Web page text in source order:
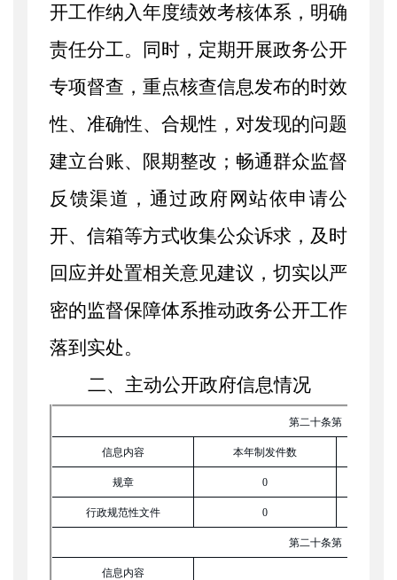
开工作纳入年度绩效考核体系，明确
责任分工。同时，定期开展政务公开
专项督查，重点核查信息发布的时效
性、准确性、合规性，对发现的问题
建立台账、限期整改；畅通群众监督
反馈渠道，通过政府网站依申请公
开、信箱等方式收集公众诉求，及时
回应并处置相关意见建议，切实以严
密的监督保障体系推动政务公开工作
落到实处。
二、 主动公开政府信息情况
第二十条第（一）项
信息内容 本年制发件数
规章 0
行政规范性文件 0
第二十条第（五）项
信息内容